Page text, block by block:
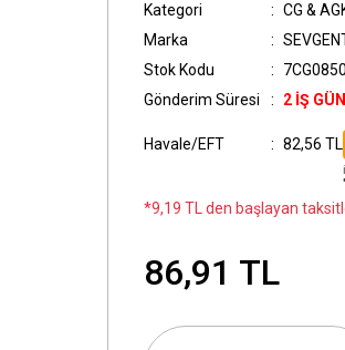
Kategori
CG &
Marka
Stok Kodu
7CG0850
Gönderim Süresi
2 İŞ
Havale/EFT 82,56 TL
*9,19 TL den başlayan
86,91 TL